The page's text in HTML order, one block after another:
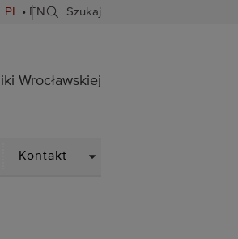
PL • EN Szukaj
Wrocławskiej
Kontakt